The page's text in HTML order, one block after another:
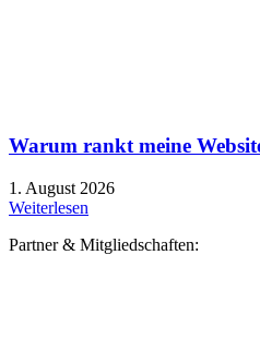
Warum rankt meine
1. August 2026
Weiterlesen
Partner & Mitgliedschaften: